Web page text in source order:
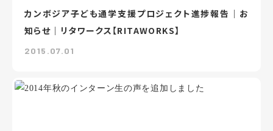
カンボジア子ども通学支援プロジェクト進捗報告｜お
知らせ｜リタワークス【RITAWORKS】
2015.07.01